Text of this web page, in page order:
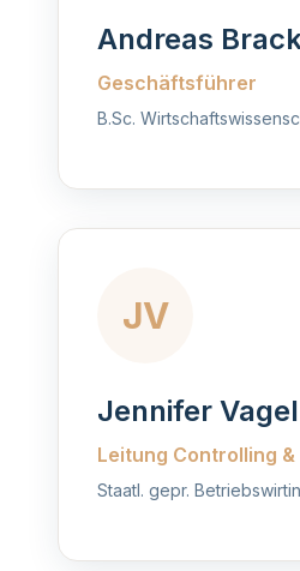
Andreas
Geschäftsführer
B.Sc.
JV
Jennifer
Leitung Controlling
Staatl. gepr. Betriebswirtin